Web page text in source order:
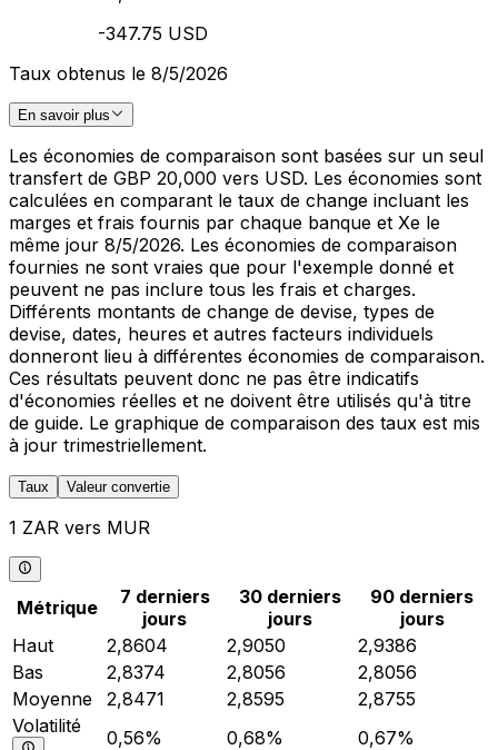
-347.75 USD
Taux obtenus le 8/5/2026
En savoir plus
Les économies de comparaison sont basées sur un seul
transfert de GBP 20,000 vers USD. Les économies sont
calculées en comparant le taux de change incluant les
marges et frais fournis par chaque banque et Xe le
même jour 8/5/2026. Les économies de comparaison
fournies ne sont vraies que pour l'exemple donné et
peuvent ne pas inclure tous les frais et charges.
Différents montants de change de devise, types de
devise, dates, heures et autres facteurs individuels
donneront lieu à différentes économies de comparaison.
Ces résultats peuvent donc ne pas être indicatifs
d'économies réelles et ne doivent être utilisés qu'à titre
de guide. Le graphique de comparaison des taux est mis
à jour trimestriellement.
Taux Valeur convertie
1 ZAR vers MUR
Métrique
7 derniers
jours
30 derniers
jours
90 derniers
jours
Haut
2,8604 2,9050
2,9386
Bas
2,8374 2,8056
2,8056
Moyenne
2,8471 2,8595
2,8755
Volatilité
0,56% 0,68% 0,67%